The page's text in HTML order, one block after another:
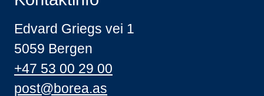
Edvard Griegs vei 1
5059 Bergen
+47 53 00 29 00
post@borea.as